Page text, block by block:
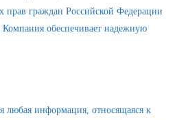
прав граждан Российской Федерации
Компания обеспечивает надежную
информация, относящаяся к